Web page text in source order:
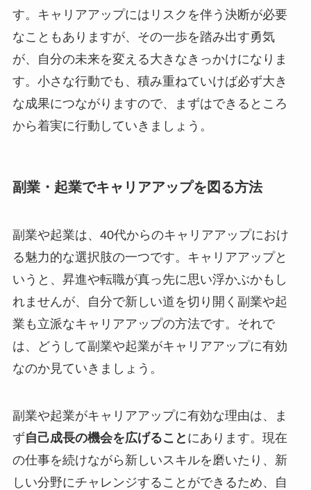
す。キャリアアップにはリスクを伴う決断が必要
なこともありますが、その一歩を踏み出す勇気
が、自分の未来を変える大きなきっかけになりま
す。小さな行動でも、積み重ねていけば必ず大き
な成果につながりますので、まずはできるところ
から着実に行動していきましょう。
副業・起業でキャリアアップを図る方法
副業や起業は、40代からのキャリアアップにおけ
る魅力的な選択肢の一つです。キャリアアップと
いうと、昇進や転職が真っ先に思い浮かぶかもし
れませんが、自分で新しい道を切り開く副業や起
業も立派なキャリアアップの方法です。それで
は、どうして副業や起業がキャリアアップに有効
なのか見ていきましょう。
副業や起業がキャリアアップに有効な理由は、ま
ず自己成長の機会を広げること にあります。現在
の仕事を続けながら新しいスキルを磨いたり、新
しい分野にチャレンジすることができるため、自